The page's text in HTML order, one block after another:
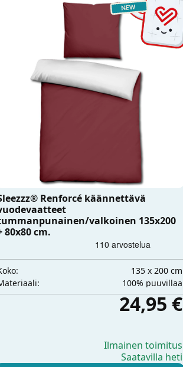
Renforcé käännettävä
valkoinen 135x200
80x80 cm.
135 x 200 cm
100% puuvillaa
24,95 €
Ilmainen toimitus
Saatavilla heti